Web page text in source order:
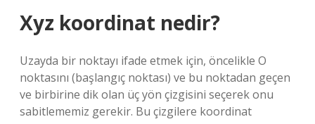
Xyz koordinat nedir?
Uzayda bir noktayı ifade etmek için, öncelikle O
noktasını (başlangıç ​​noktası) ve bu noktadan geçen
ve birbirine dik olan üç yön çizgisini seçerek onu
sabitlememiz gerekir. Bu çizgilere koordinat